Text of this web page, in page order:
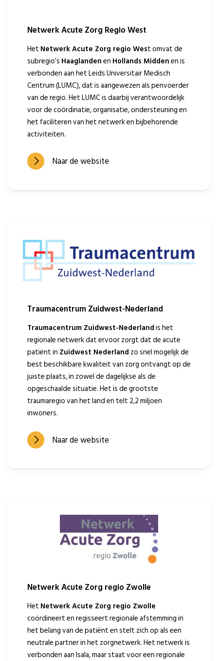
Netwerk Acute Zorg Regio West
Het Netwerk Acute Zorg regio West omvat de
subregio’s Haaglandenen Hollands Middenen is
verbonden aan het Leids Universitair Medisch
Centrum (LUMC), dat is aangewezen als penvoerder
van de regio. Het LUMC is daarbij verantwoordelijk
voor de coördinatie, organisatie, ondersteuning en
het faciliteren van het netwerk en bijbehorende
activiteiten.
Naar de website
Traumacentrum Zuidwest-Nederland
Traumacentrum Zuidwest-Nederlandis het
regionale netwerk dat ervoor zorgt dat de acute
patiënt in Zuidwest Nederland zo snel mogelijk de
best beschikbare kwaliteit van zorg ontvangt op de
juiste plaats, in zowel de dagelijkse als de
opgeschaalde situatie. Het is de grootste
traumaregio van het land en telt 2,2 miljoen
inwoners.
Naar de website
Netwerk Acute Zorg regio Zwolle
Het Netwerk Acute Zorg regio Zwolle
coördineert en regisseert regionale afstemming in
het belang van de patiënt en stelt zich op als een
neutrale partner in het zorgnetwerk. Het netwerk is
verbonden aan Isala, maar staat voor een regionale